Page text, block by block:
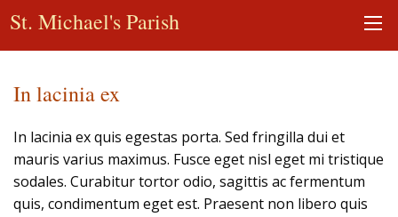
St. Michael's Parish
In lacinia ex
In lacinia ex quis egestas porta. Sed fringilla dui et
mauris varius maximus. Fusce eget nisl eget mi tristique
sodales. Curabitur tortor odio, sagittis ac fermentum
quis, condimentum eget est. Praesent non libero quis